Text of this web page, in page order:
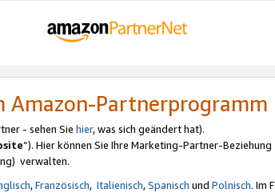
Amazon-Partnerprogramm
- sehen Sie hier, was sich geändert hat).
“). Hier können Sie Ihre Marketing-Partner-
verwalten.
,Französisch, Italienisch,Spanisch und Polnisch. Im